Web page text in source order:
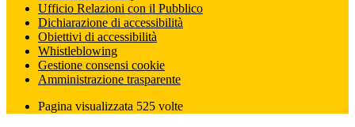
Ufficio Relazioni con il Pubblico
Dichiarazione di accessibilità
Obiettivi di accessibilità
Whistleblowing
Gestione consensi cookie
Amministrazione trasparente
Pagina visualizzata 525 volte